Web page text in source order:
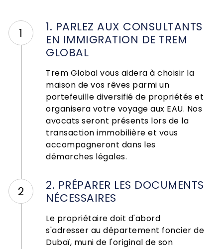
1
1. PARLEZ AUX CONSULTANTS
EN IMMIGRATION DE TREM
GLOBAL
Trem Global vous aidera à choisir la
maison de vos rêves parmi un
portefeuille diversifié de propriétés et
organisera votre voyage aux EAU. Nos
avocats seront présents lors de la
transaction immobilière et vous
accompagneront dans les
démarches légales.
2
2. PRÉPARER LES DOCUMENTS
NÉCESSAIRES
Le propriétaire doit d'abord
s'adresser au département foncier de
Dubaï, muni de l'original de son